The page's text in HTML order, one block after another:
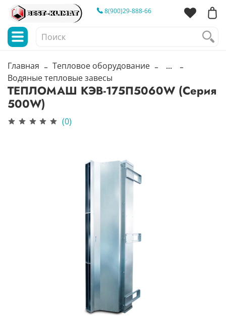
8(900)29-888-66
Главная Тепловое оборудование
...
Водяные тепловые завесы
ТЕПЛОМАШ КЭВ-175П5060W (Серия
500W)
(0)